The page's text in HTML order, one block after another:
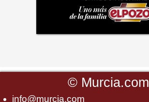
© Murcia.com
info@murcia.com